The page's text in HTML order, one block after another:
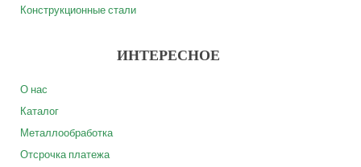
Конструкционные стали
ИНТЕРЕСНОЕ
О нас
Каталог
Металлообработка
Отсрочка платежа